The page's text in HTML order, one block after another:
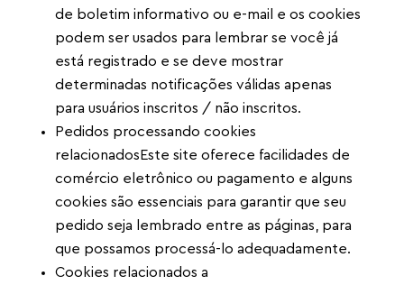
de boletim informativo ou e-mail e os cookies
podem ser usados ​​para lembrar se você já
está registrado e se deve mostrar
determinadas notificações válidas apenas
para usuários inscritos / não inscritos.
Pedidos processando cookies
relacionadosEste site oferece facilidades de
comércio eletrônico ou pagamento e alguns
cookies são essenciais para garantir que seu
pedido seja lembrado entre as páginas, para
que possamos processá-lo adequadamente.
Cookies relacionados a